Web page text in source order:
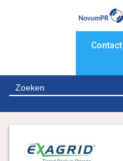
Contact